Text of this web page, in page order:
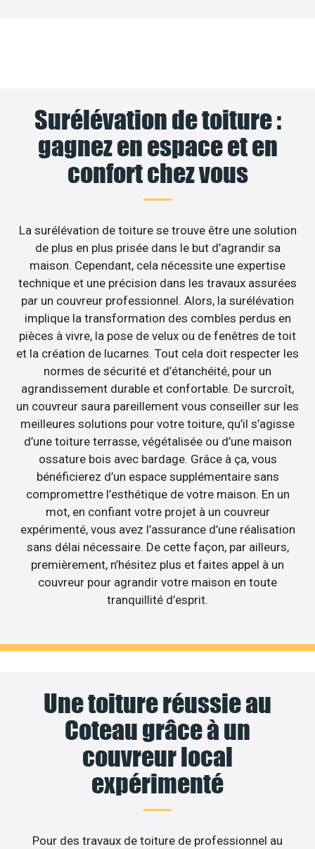
Surélévation de toiture :
gagnez en espace et en
confort chez vous
La surélévation de toiture se trouve être une solution
de plus en plus prisée dans le but d’agrandir sa
maison. Cependant, cela nécessite une expertise
technique et une précision dans les travaux assurées
par un couvreur professionnel. Alors, la surélévation
implique la transformation des combles perdus en
pièces à vivre, la pose de velux ou de fenêtres de toit
et la création de lucarnes. Tout cela doit respecter les
normes de sécurité et d’étanchéité, pour un
agrandissement durable et confortable. De surcroît,
un couvreur saura pareillement vous conseiller sur les
meilleures solutions pour votre toiture, qu’il s’agisse
d’une toiture terrasse, végétalisée ou d’une maison
ossature bois avec bardage. Grâce à ça, vous
bénéficierez d’un espace supplémentaire sans
compromettre l’esthétique de votre maison. En un
mot, en confiant votre projet à un couvreur
expérimenté, vous avez l’assurance d’une réalisation
sans délai nécessaire. De cette façon, par ailleurs,
premièrement, n’hésitez plus et faites appel à un
couvreur pour agrandir votre maison en toute
tranquillité d’esprit.
Une toiture réussie au
Coteau grâce à un
couvreur local
expérimenté
Pour des travaux de toiture de professionnel au